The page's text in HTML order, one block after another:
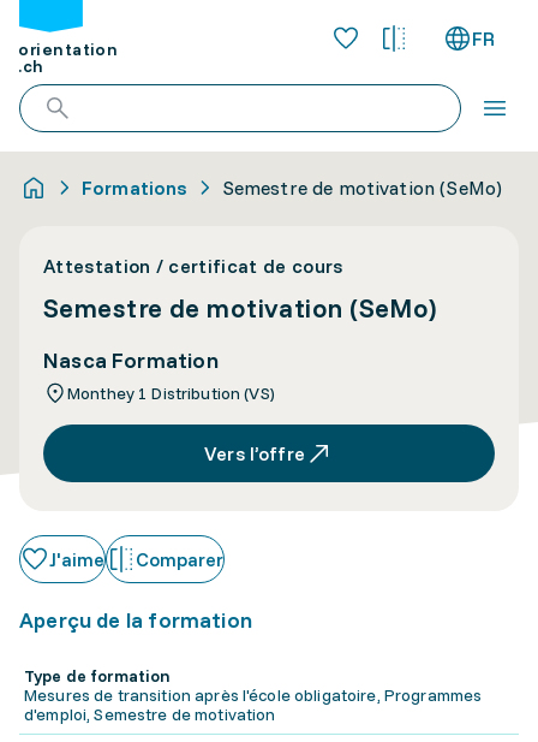
orientation
.ch
FR
Formations Semestre de motivation (SeMo)
Attestation / certificat de cours
Semestre de motivation (SeMo)
Nasca Formation
Monthey 1 Distribution (VS)
Vers l’offre
J'aime Comparer
Aperçu de la formation
Type de formation
Mesures de transition après l'école obligatoire, Programmes
d'emploi, Semestre de motivation